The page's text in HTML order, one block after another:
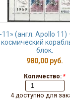
(англ. Apollo
блок.
980,00 руб.
Количество: *
4 доступно для